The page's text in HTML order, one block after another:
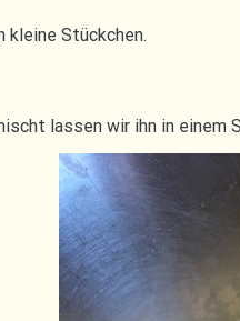
kleine Stückchen.
lassen wir ihn in einem